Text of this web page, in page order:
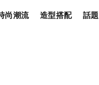
尚潮流 造型搭配 話